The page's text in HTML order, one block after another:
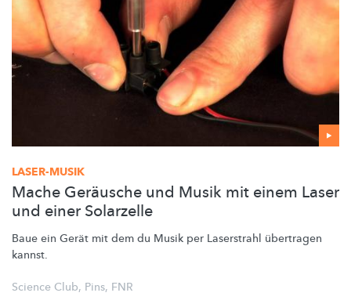
LASER-MUSIK
Mache Geräusche und Musik mit einem Laser
und einer Solarzelle
Baue ein Gerät mit dem du Musik per Laserstrahl übertragen
kannst.
Science Club, Pins, FNR